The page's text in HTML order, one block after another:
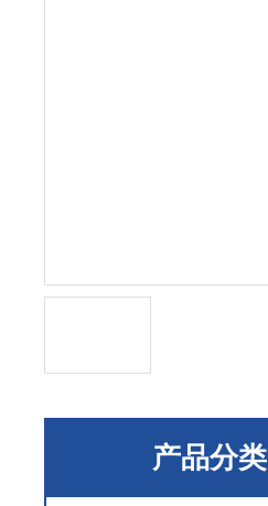
产品分类